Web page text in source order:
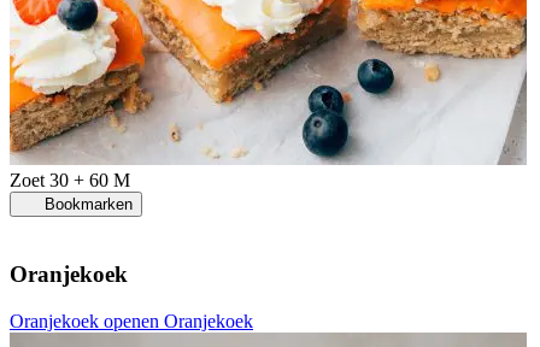
Zoet 30 + 60 M
Bookmarken
Oranjekoek
Oranjekoek openen Oranjekoek